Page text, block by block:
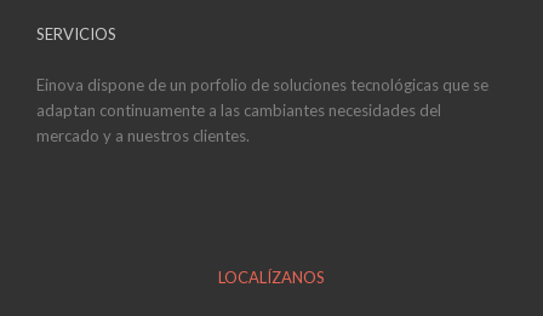
SERVICIOS
Einova dispone de un porfolio de soluciones tecnológicas que se
adaptan continuamente a las cambiantes necesidades del
mercado y a nuestros clientes.
LOCALÍZANOS